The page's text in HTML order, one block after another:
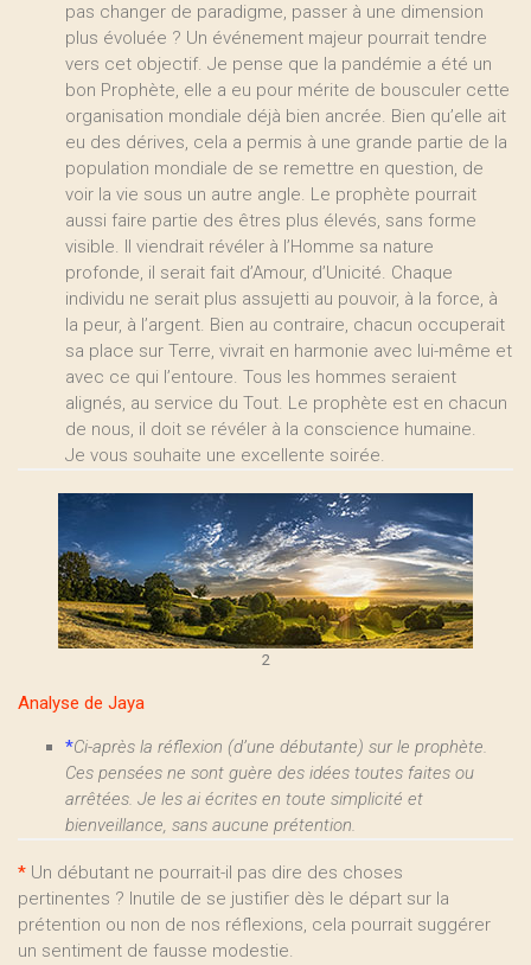
pas changer de paradigme, passer à une dimension
plus évoluée ? Un événement majeur pourrait tendre
vers cet objectif. Je pense que la pandémie a été un
bon Prophète, elle a eu pour mérite de bousculer cette
organisation mondiale déjà bien ancrée. Bien qu’elle ait
eu des dérives, cela a permis à une grande partie de la
population mondiale de se remettre en question, de
voir la vie sous un autre angle. Le prophète pourrait
aussi faire partie des êtres plus élevés, sans forme
visible. Il viendrait révéler à l’Homme sa nature
profonde, il serait fait d’Amour, d’Unicité. Chaque
individu ne serait plus assujetti au pouvoir, à la force, à
la peur, à l’argent. Bien au contraire, chacun occuperait
sa place sur Terre, vivrait en harmonie avec lui-même et
avec ce qui l’entoure. Tous les hommes seraient
alignés, au service du Tout. Le prophète est en chacun
de nous, il doit se révéler à la conscience humaine.
Je vous souhaite une excellente soirée.
2
Analyse de Jaya
*Ci-après la réflexion (d’une débutante) sur le prophète.
Ces pensées ne sont guère des idées toutes faites ou
arrêtées. Je les ai écrites en toute simplicité et
bienveillance, sans aucune prétention.
* Un débutant ne pourrait-il pas dire des choses
pertinentes ? Inutile de se justifier dès le départ sur la
prétention ou non de nos réflexions, cela pourrait suggérer
un sentiment de fausse modestie.